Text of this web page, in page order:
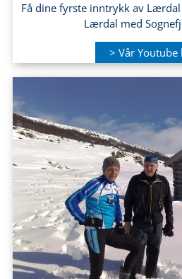
Få dine fyrste inntrykk av
Lærdal med
> Vår Youtube